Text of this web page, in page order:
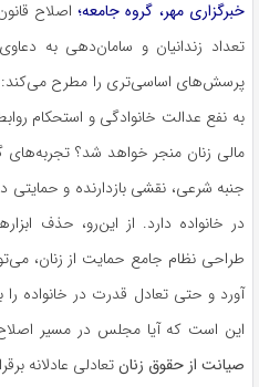
خبرگزاری مهر، گروه جامعه؛اصلاح
تعداد زندانیان و سامان‌دهی به
پرسش‌های اساسی‌تری را مطرح می‌کند:
به نفع عدالت خانوادگی و استحکام
مالی زنان منجر خواهد شد؟ تجربه‌های
جنبه شرعی، نقشی بازدارنده و حمایتی
در خانواده دارد. از این‌رو، حذف
طراحی نظام جامع حمایت از زنان،
آورد و حتی تعادل قدرت در خانواده
این است که آیا مجلس در مسیر اصلاح
صیانت از حقوق زنانتعادلی عادلانه